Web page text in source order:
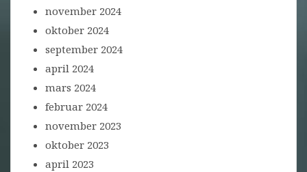
november 2024
oktober 2024
september 2024
april 2024
mars 2024
februar 2024
november 2023
oktober 2023
april 2023